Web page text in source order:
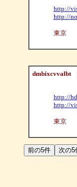
http://
http://
東京
dmbixcvvalbt
http://
http://
東京